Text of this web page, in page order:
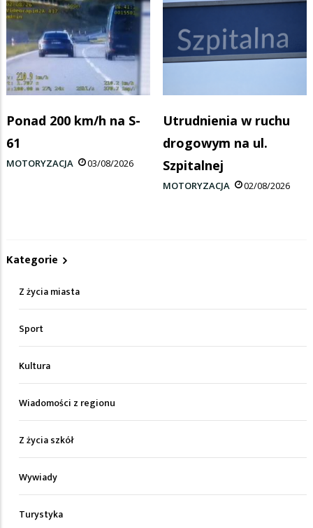
Ponad 200 km/h na S-
61
MOTORYZACJA 03/08/2026
Utrudnienia w ruchu
drogowym na ul.
Szpitalnej
MOTORYZACJA 02/08/2026
Kategorie
Z życia miasta
Sport
Kultura
Wiadomości z regionu
Z życia szkół
Wywiady
Turystyka